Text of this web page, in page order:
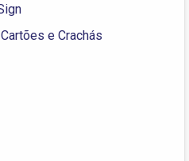
e Crachás